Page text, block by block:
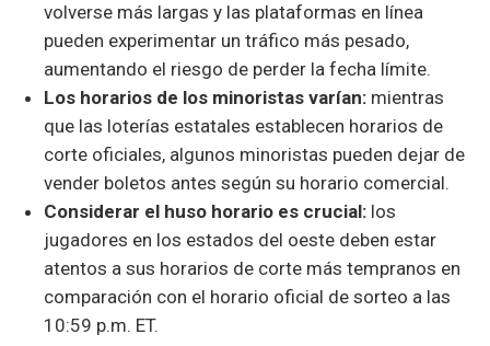
volverse más largas y las plataformas en línea
pueden experimentar un tráfico más pesado,
aumentando el riesgo de perder la fecha límite.
Los horarios de los minoristas varían: mientras
que las loterías estatales establecen horarios de
corte oficiales, algunos minoristas pueden dejar de
vender boletos antes según su horario comercial.
Considerar el huso horario es crucial: los
jugadores en los estados del oeste deben estar
atentos a sus horarios de corte más tempranos en
comparación con el horario oficial de sorteo a las
10:59 p.m. ET.